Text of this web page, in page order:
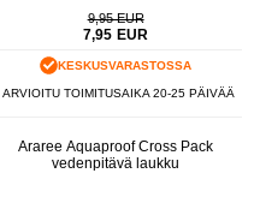
9,95 EUR
7,95 EUR
KESKUSVARASTOSSA
ARVIOITU TOIMITUSAIKA 20-25 PÄIVÄÄ
Araree Aquaproof Cross Pack
vedenpitävä laukku